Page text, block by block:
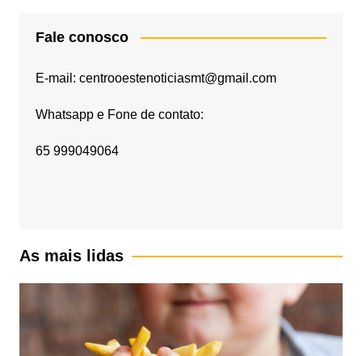
Fale conosco
E-mail: centrooestenoticiasmt@gmail.com
Whatsapp e Fone de contato:
65 999049064
As mais lidas